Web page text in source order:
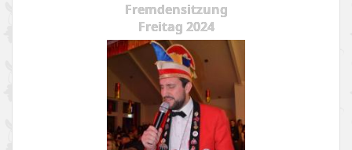
Fremdensitzung
Freitag 2024